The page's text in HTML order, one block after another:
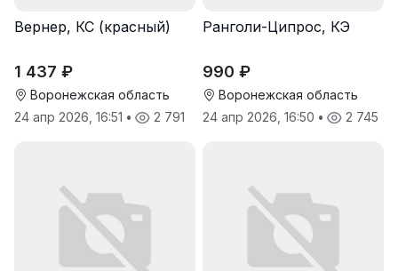
Вернер, КС (красный)
1 437 ₽
Воронежская область
24 апр 2026, 16:51 • 2 791
Ранголи-Ципрос, КЭ
990 ₽
Воронежская область
24 апр 2026, 16:50 • 2 745